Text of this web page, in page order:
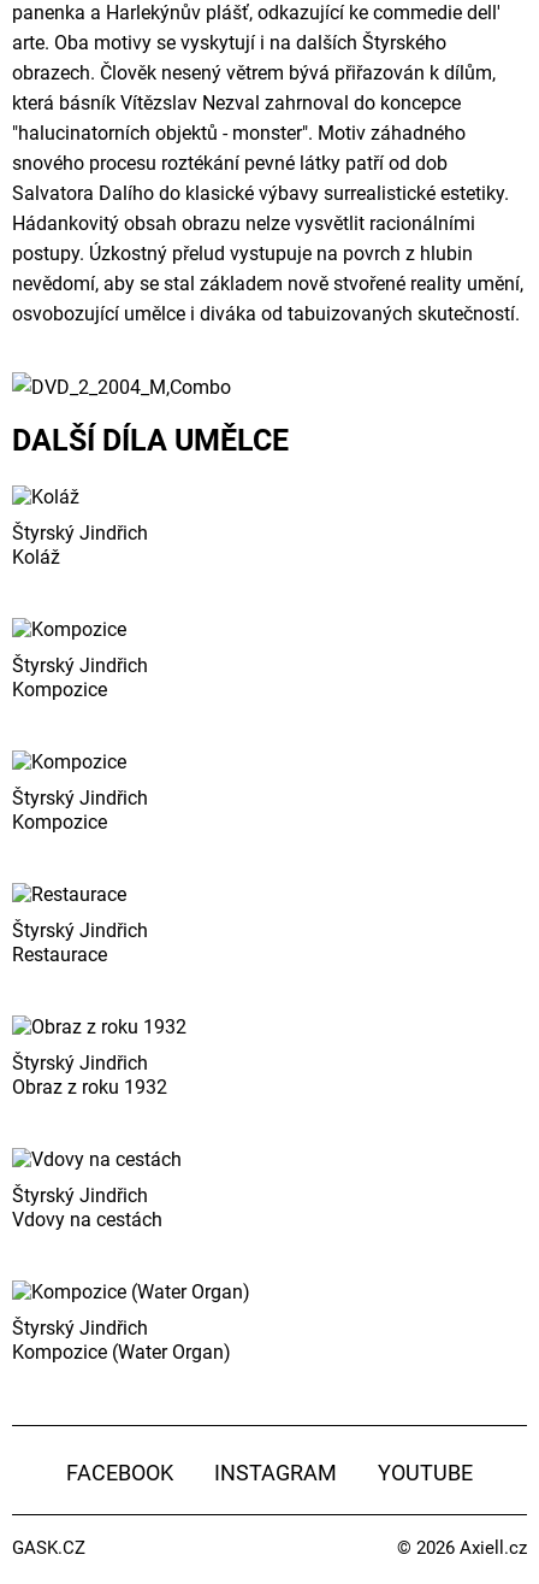
panenka a Harlekýnův plášť, odkazující ke commedie dell'
arte. Oba motivy se vyskytují i na dalších Štyrského
obrazech. Člověk nesený větrem bývá přiřazován k dílům,
která básník Vítězslav Nezval zahrnoval do koncepce
"halucinatorních objektů - monster". Motiv záhadného
snového procesu roztékání pevné látky patří od dob
Salvatora Dalího do klasické výbavy surrealistické estetiky.
Hádankovitý obsah obrazu nelze vysvětlit racionálními
postupy. Úzkostný přelud vystupuje na povrch z hlubin
nevědomí, aby se stal základem nově stvořené reality umění,
osvobozující umělce i diváka od tabuizovaných skutečností.
DALŠÍ DÍLA UMĚLCE
Štyrský Jindřich
Koláž
Štyrský Jindřich
Kompozice
Štyrský Jindřich
Kompozice
Štyrský Jindřich
Restaurace
Štyrský Jindřich
Obraz z roku 1932
Štyrský Jindřich
Vdovy na cestách
Štyrský Jindřich
Kompozice (Water Organ)
FACEBOOK INSTAGRAM YOUTUBE
GASK.CZ © 2026 Axiell.cz